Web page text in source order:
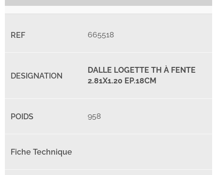
665518
DALLE LOGETTE TH À FENTE
2.81X1.20 EP.18CM
958